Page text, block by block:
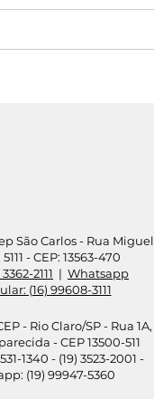
São Carlos - Rua Miguel
- CEP: 13563-470
3362-2111 | Whatsapp
(16) 99608-3111
- Rio Claro/SP - Rua 1A,
- CEP 13500-511
1340 - (19) 3523-2001 -
(19) 99947-5360